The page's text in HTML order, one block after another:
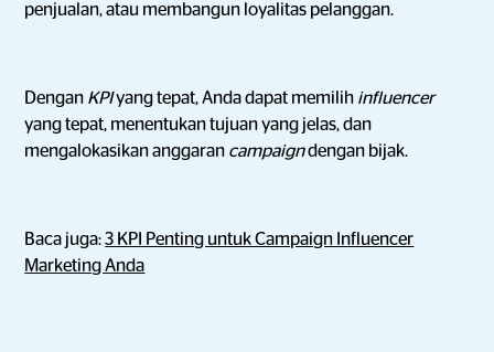
penjualan, atau membangun loyalitas pelanggan.
Dengan KPIyang tepat, Anda dapat memilih influencer
yang tepat, menentukan tujuan yang jelas, dan
mengalokasikan anggaran campaigndengan bijak.
Baca juga:3 KPI Penting untuk Campaign Influencer
Marketing Anda